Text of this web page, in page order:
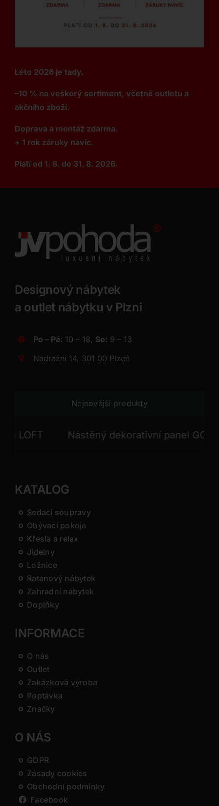
Léto 2026 je tady.
–10 % na veškerý sortiment, včetně outletu a
akčního zboží.
Doprava a montáž zdarma.
+ 1 rok záruky navíc.
Platí od 1. 8. do 31. 8. 2026.
Designový nábytek
a outlet nábytku v Plzni
Po – Pá: 10 – 18, So: 9 – 13
Nádražní 14, 301 00 Plzeň
Nejnovější produkty
Nástěný dekorativní panel GONG
KATALOG
Sedací soupravy
Obývací pokoje
Křesla a relax
Jídelny
Ložnice
Ratanový nábytek
Zahradní nábytek
Doplňky
INFORMACE
O nás
Outlet
Zakázková výroba
Poptávka
Značky
O NÁS
GDPR
Zásady cookies
Obchodní podmínky
Facebook